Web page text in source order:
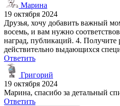
Марина
19 октября 2024
Друзья, хочу добавить важный
восемь, и вам нужно
наград, публикаций. 4. Получите
действительно выдающихся
Ответить
Григорий
19 октября 2024
Марина, спасибо за детальный
Ответить